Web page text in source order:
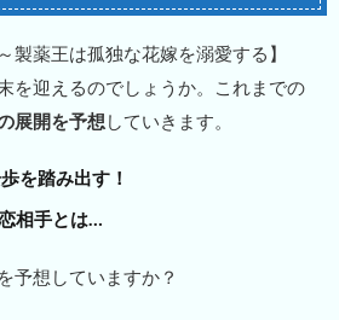
製薬王は孤独な花嫁を溺愛する】
を迎えるのでしょうか。これまでの
展開を予想 していきます。
を踏み出す！
相手とは…
予想していますか？